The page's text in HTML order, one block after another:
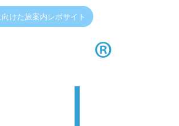
けた旅案内レポサイト